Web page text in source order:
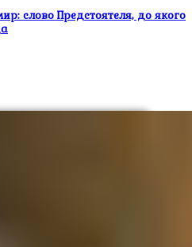
слово Предстоятеля, до якого